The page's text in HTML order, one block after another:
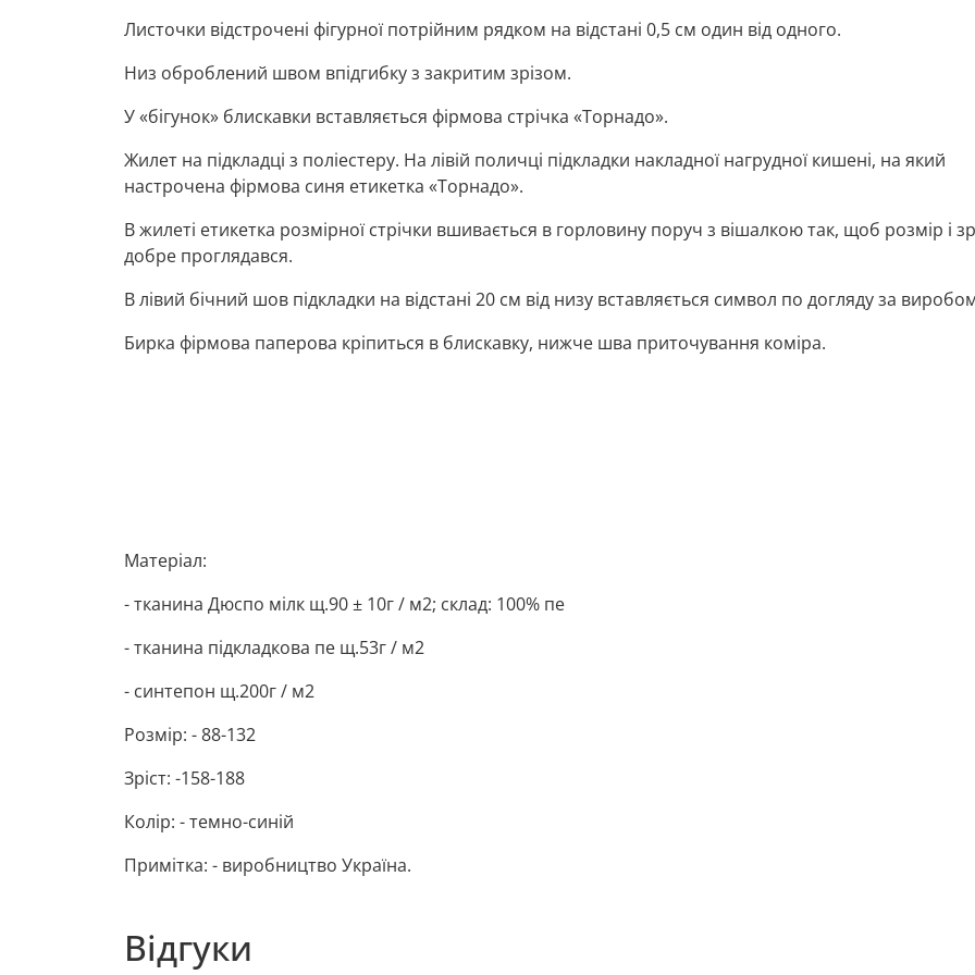
Листочки відстрочені фігурної потрійним рядком на відстані 0,5 см один від одного.
Низ оброблений швом впідгибку з закритим зрізом.
У «бігунок» блискавки вставляється фірмова стрічка «Торнадо».
Жилет на підкладці з поліестеру. На лівій поличці підкладки накладної нагрудної кишені, на який
настрочена фірмова синя етикетка «Торнадо».
В жилеті етикетка розмірної стрічки вшивається в горловину поруч з вішалкою так, щоб розмір і
добре проглядався.
В лівий бічний шов підкладки на відстані 20 см від низу вставляється символ по догляду за
Бирка фірмова паперова кріпиться в блискавку, нижче шва приточування коміра.
Матеріал:
- тканина Дюспо мілк щ.90 ± 10г / м2; склад: 100% пе
- тканина підкладкова пе щ.53г / м2
- синтепон щ.200г / м2
Розмір: - 88-132
Зріст: -158-188
Колір: - темно-синій
Примітка: - виробництво Україна.
Відгуки